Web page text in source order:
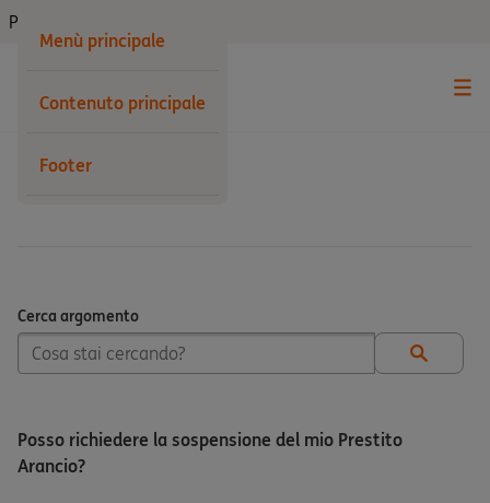
Menù principale
Contenuto principale
Footer
Privati
Cerca argomento
Cerca argomento
Posso richiedere la sospensione del mio Prestito
Arancio?